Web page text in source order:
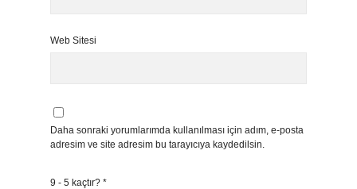
Web Sitesi
Daha sonraki yorumlarımda kullanılması için adım, e-posta
adresim ve site adresim bu tarayıcıya kaydedilsin.
9 - 5 kaçtır? *